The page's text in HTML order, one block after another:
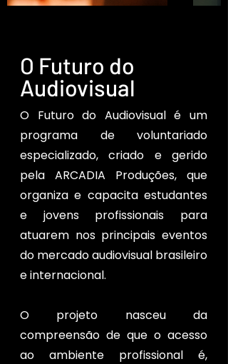
O Futuro do
Audiovisual
O Futuro do Audiovisual é um
programa de voluntariado
especializado, criado e gerido
pela ARCADIA Produções, que
organiza e capacita estudantes
e jovens profissionais para
atuarem nos principais eventos
do mercado audiovisual brasileiro
e internacional.
O projeto nasceu da
compreensão de que o acesso
ao ambiente profissional é,